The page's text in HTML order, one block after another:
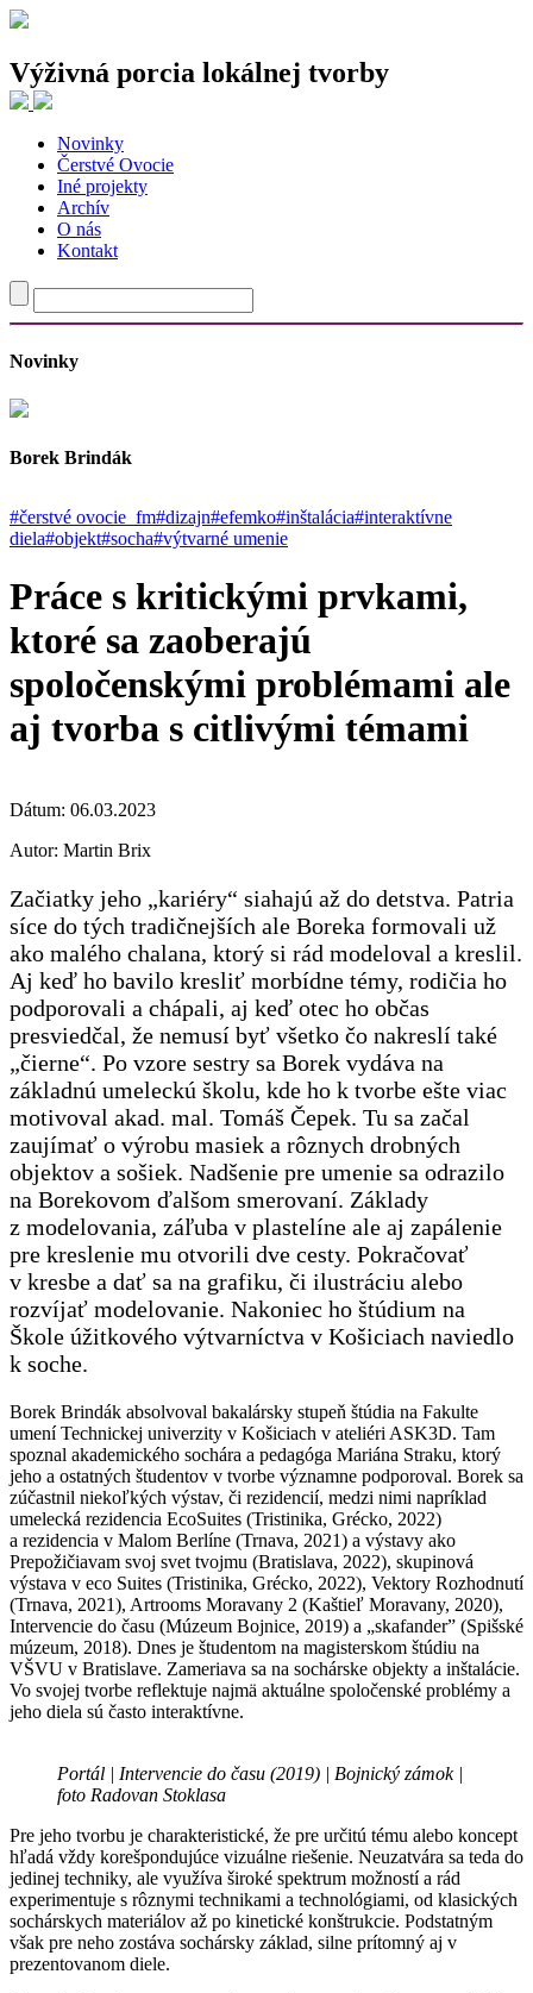
Výživná porcia lokálnej tvorby
Najnovšie články
Traja tvorcovia, jeden spoločný experiment
Nie je to chaos. Len už nie ste cieľová skupina.
Odev ako priestor pre vlastný príbeh
Od fotografie cez oblečenie k budovaniu komunít a späť
Najnovšie komentáre
Novinky
Čerstvé Ovocie
Iné projekty
Archív
O nás
Kontakt
Novinky
Borek Brindák
#čerstvé ovocie_fm#dizajn#efemko#inštalácia#interaktívne
diela#objekt#socha#výtvarné umenie
Práce s kritickými prvkami,
ktoré sa zaoberajú
spoločenskými problémami ale
aj tvorba s citlivými témami
Dátum: 06.03.2023
Autor: Martin Brix
Začiatky jeho „kariéry“ siahajú až do detstva. Patria
síce do tých tradičnejších ale Boreka formovali už
ako malého chalana, ktorý si rád modeloval a kreslil.
Aj keď ho bavilo kresliť morbídne témy, rodičia ho
podporovali a chápali, aj keď otec ho občas
presviedčal, že nemusí byť všetko čo nakreslí také
„čierne“. Po vzore sestry sa Borek vydáva na
základnú umeleckú školu, kde ho k tvorbe ešte viac
motivoval akad. mal. Tomáš Čepek. Tu sa začal
zaujímať o výrobu masiek a rôznych drobných
objektov a sošiek. Nadšenie pre umenie sa odrazilo
na Borekovom ďalšom smerovaní. Základy
z modelovania, záľuba v plastelíne ale aj zapálenie
pre kreslenie mu otvorili dve cesty. Pokračovať
v kresbe a dať sa na grafiku, či ilustráciu alebo
rozvíjať modelovanie. Nakoniec ho štúdium na
Škole úžitkového výtvarníctva v Košiciach naviedlo
k soche.
Borek Brindák absolvoval bakalársky stupeň štúdia na Fakulte
umení Technickej univerzity v Košiciach v ateliéri ASK3D. Tam
spoznal akademického sochára a pedagóga Mariána Straku, ktorý
jeho a ostatných študentov v tvorbe významne podporoval. Borek sa
zúčastnil niekoľkých výstav, či rezidencií, medzi nimi napríklad
umelecká rezidencia EcoSuites (Tristinika, Grécko, 2022)
a rezidencia v Malom Berlíne (Trnava, 2021) a výstavy ako
Prepožičiavam svoj svet tvojmu (Bratislava, 2022), skupinová
výstava v eco Suites (Tristinika, Grécko, 2022), Vektory Rozhodnutí
(Trnava, 2021), Artrooms Moravany 2 (Kaštieľ Moravany, 2020),
Intervencie do času (Múzeum Bojnice, 2019) a „skafander” (Spišské
múzeum, 2018). Dnes je študentom na magisterskom štúdiu na
VŠVU v Bratislave. Zameriava sa na sochárske objekty a inštalácie.
Vo svojej tvorbe reflektuje najmä aktuálne spoločenské problémy a
jeho diela sú často interaktívne.
Portál | Intervencie do času (2019) | Bojnický zámok |
foto Radovan Stoklasa
Pre jeho tvorbu je charakteristické, že pre určitú tému alebo koncept
hľadá vždy korešpondujúce vizuálne riešenie. Neuzatvára sa teda do
jedinej techniky, ale využíva široké spektrum možností a rád
experimentuje s rôznymi technikami a technológiami, od klasických
sochárskych materiálov až po kinetické konštrukcie. Podstatným
však pre neho zostáva sochársky základ, silne prítomný aj v
prezentovanom diele.